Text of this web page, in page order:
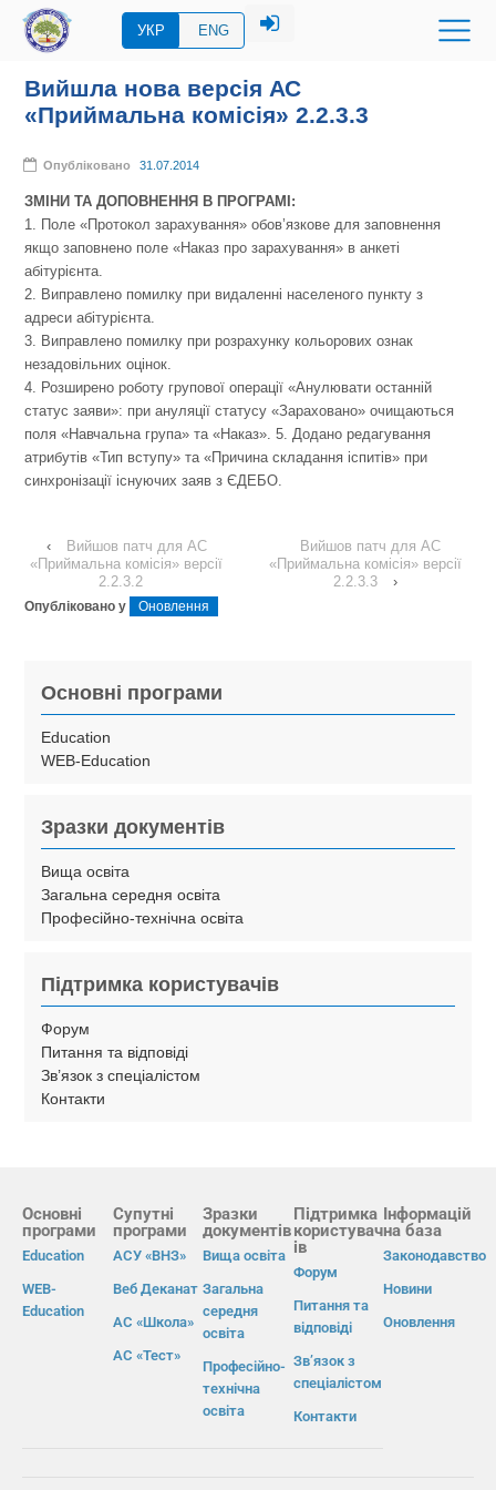
УКР ENG
Вийшла нова версія АС
«Приймальна комісія» 2.2.3.3
Опубліковано 31.07.2014
ЗМІНИ ТА ДОПОВНЕННЯ В ПРОГРАМІ:
1. Поле«Протокол зарахування» обов’язкове для заповнення
якщо заповнено поле«Наказ про зарахування» в анкеті
абітурієнта.
2. Виправлено помилку при видаленні населеного пункту з
адреси абітурієнта.
3. Виправлено помилку при розрахунку кольорових ознак
незадовільних оцінок.
4. Розширено роботу групової операції«Анулювати останній
статус заяви»: при ануляції статусу«Зараховано»очищаються
поля«Навчальна група» та«Наказ» . 5. Додано редагування
атрибутів«Тип вступу» та«Причина складання іспитів» при
синхронізації існуючих заяв з ЄДЕБО.
‹
Вийшов патч для АС
«Приймальна комісія» версії
2.2.3.2
Вийшов патч для АС
«Приймальна комісія» версії
2.2.3.3
›
Опубліковано у Оновлення
Основні програми
Education
WEB-Education
Зразки документів
Вища освіта
Загальна середня освіта
Професійно-технічна освіта
Підтримка користувачів
Форум
Питання та відповіді
Зв’язок з спеціалістом
Контакти
Основні
програми
Education
WEB-
Education
Супутні
програми
АСУ «ВНЗ»
Веб Деканат
АС «Школа»
АС «Тест»
Зразки
документів
Вища освіта
Загальна
середня
освіта
Професійно-
технічна
освіта
Підтримка
користувач
ів
Форум
Питання та
відповіді
Зв’язок з
спеціалістом
Контакти
Інформацій
на база
Законодавство
Новини
Оновлення